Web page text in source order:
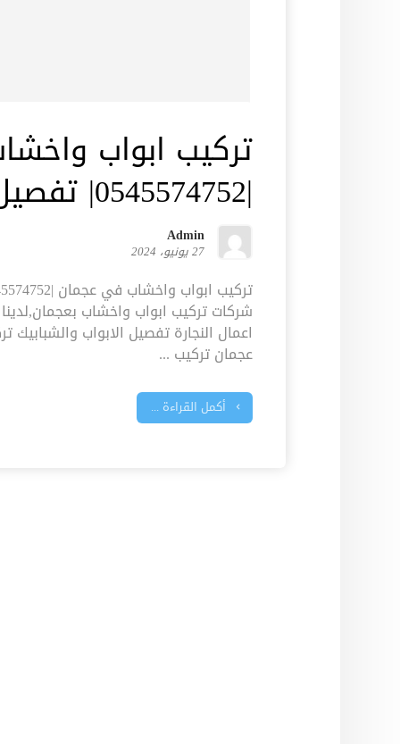
تركيب ابواب
|0545574752| تفصيل ابواب
Admin
27 يونيو، 2024
شركات تركيب ابواب واخشاب
اعمال النجارة تفصيل الابواب
عجمان تركيب ...
أكمل القراءة ...